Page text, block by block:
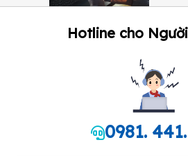
Hotline cho
0981.